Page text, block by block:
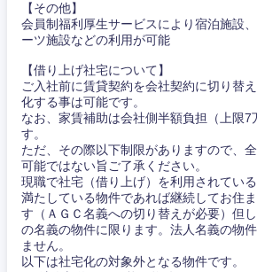
【その他】
会員制福利厚生サービスにより宿泊施設
ーツ施設などの利用が可能
【借り上げ社宅について】
ご入社前に賃貸契約を会社契約に切り替
化する事は可能です。
なお、家賃補助は会社側半額負担（上限7
す。
ただ、その際以下制限がありますので、
可能ではない旨ご了承ください。
現職で社宅（借り上げ）を利用されてい
満たしている物件であれば継続してお住
す（ＡＧＣ名義への切り替えが必要）但
の名義の物件に限ります。法人名義の物
ません。
以下は社宅化の対象外となる物件です。
東海地方
岐阜県 静
愛知県 三重